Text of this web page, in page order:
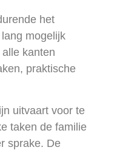
het
mogelijk
kanten
praktische
uitvaart voor te
taken de familie
sprake. De